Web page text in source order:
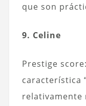
que son
9. Celine
Prestige
característica
relativamente